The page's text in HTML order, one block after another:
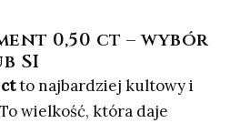
0,50 ct – wybór
SI
to najbardziej kultowy i
wielkość, która daje